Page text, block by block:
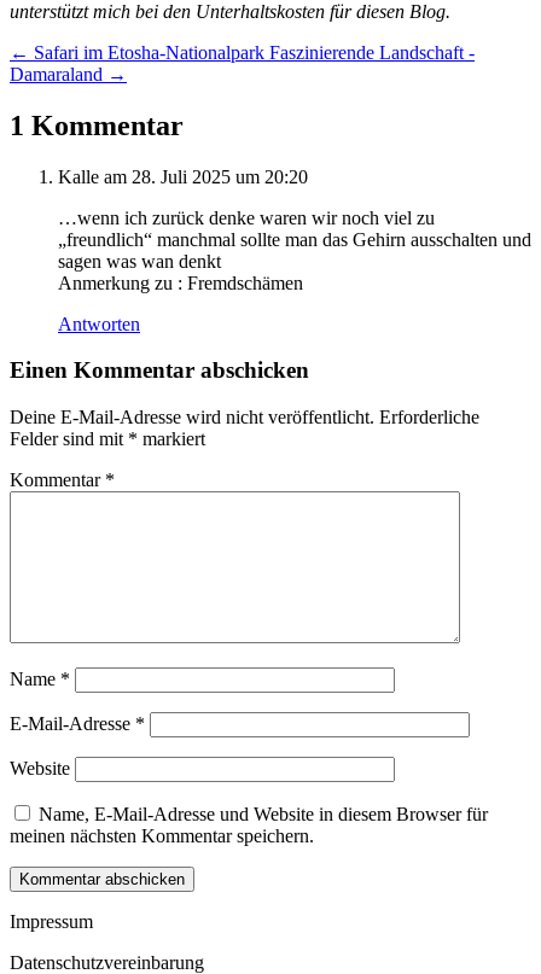
unterstützt mich bei den Unterhaltskosten für diesen Blog.
← Safari im Etosha-Nationalpark Faszinierende Landschaft -
Damaraland →
1 Kommentar
Kalle am 28. Juli 2025 um 20:20
…wenn ich zurück denke waren wir noch viel zu
„freundlich“ manchmal sollte man das Gehirn ausschalten und
sagen was wan denkt
Anmerkung zu : Fremdschämen
Antworten
Einen Kommentar abschicken
Deine E-Mail-Adresse wird nicht veröffentlicht. Erforderliche
Felder sind mit * markiert
Kommentar *
Name *
E-Mail-Adresse *
Website
Name, E-Mail-Adresse und Website in diesem Browser für
meinen nächsten Kommentar speichern.
Kommentar abschicken
Impressum
Datenschutzvereinbarung